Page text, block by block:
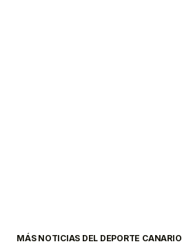
MÁS NOTICIAS DEL DEPORTE CANARIO